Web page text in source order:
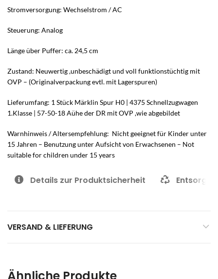
Stromversorgung: Wechselstrom / AC
Steuerung: Analog
Länge über Puffer: ca. 24,5 cm
Zustand: Neuwertig ,unbeschädigt und voll funktionstüchtig mit
OVP – (Originalverpackung evtl. mit Lagerspuren)
Lieferumfang: 1 Stück Märklin Spur H0 | 4375 Schnellzugwagen
1.Klasse | 57-50-18 Aühe der DR mit OVP ,wie abgebildet
Warnhinweis / Altersempfehlung: Nicht geeignet für Kinder unter
15 Jahren – Benutzung unter Aufsicht von Erwachsenen – Not
suitable for children under 15 years
Details zur Produktsicherheit
VERSAND & LIEFERUNG
Ähnliche Produkte